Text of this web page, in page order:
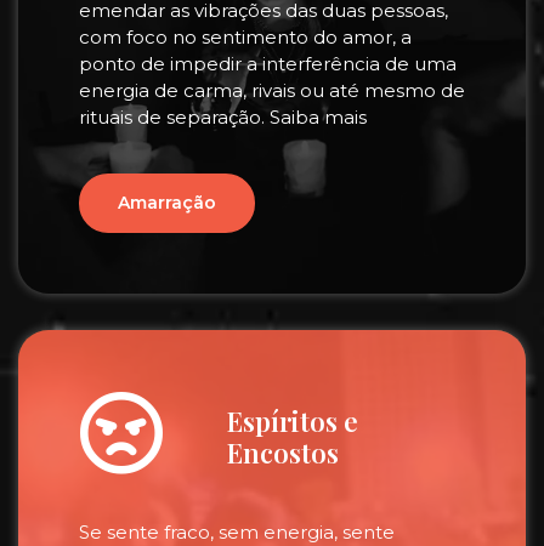
emendar as vibrações das duas pessoas,
com foco no sentimento do amor, a
ponto de impedir a interferência de uma
energia de carma, rivais ou até mesmo de
rituais de separação. Saiba mais
Amarração
Espíritos e
Encostos
Se sente fraco, sem energia, sente